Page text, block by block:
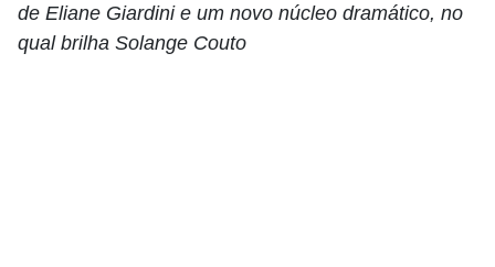
de Eliane Giardini e um novo núcleo dramático, no
qual brilha Solange Couto